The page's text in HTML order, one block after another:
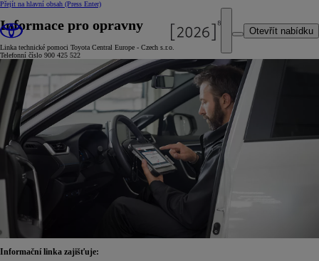
Přejít na hlavní obsah (Press Enter)
Otevřít nabídku
Informace pro opravny
Linka technické pomoci Toyota Central Europe - Czech s.r.o.
Telefonní číslo 900 425 522
Informační linka zajišťuje: